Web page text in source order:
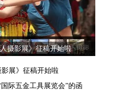
摄影展》征稿开始啦
展》征稿开始啦
际五金工具展览会”的函